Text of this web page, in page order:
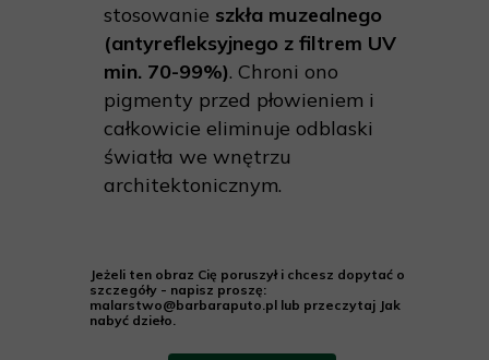
Jeżeli ten obraz Cię poruszył i chcesz dopytać o
szczegóły - napisz proszę:
malarstwo@barbaraputo.pl lub przeczytaj Jak
nabyć dzieło.
stosowanie szkła muzealnego
(antyrefleksyjnego z filtrem UV
min. 70-99%). Chroni ono
pigmenty przed płowieniem i
całkowicie eliminuje odblaski
światła we wnętrzu
architektonicznym.